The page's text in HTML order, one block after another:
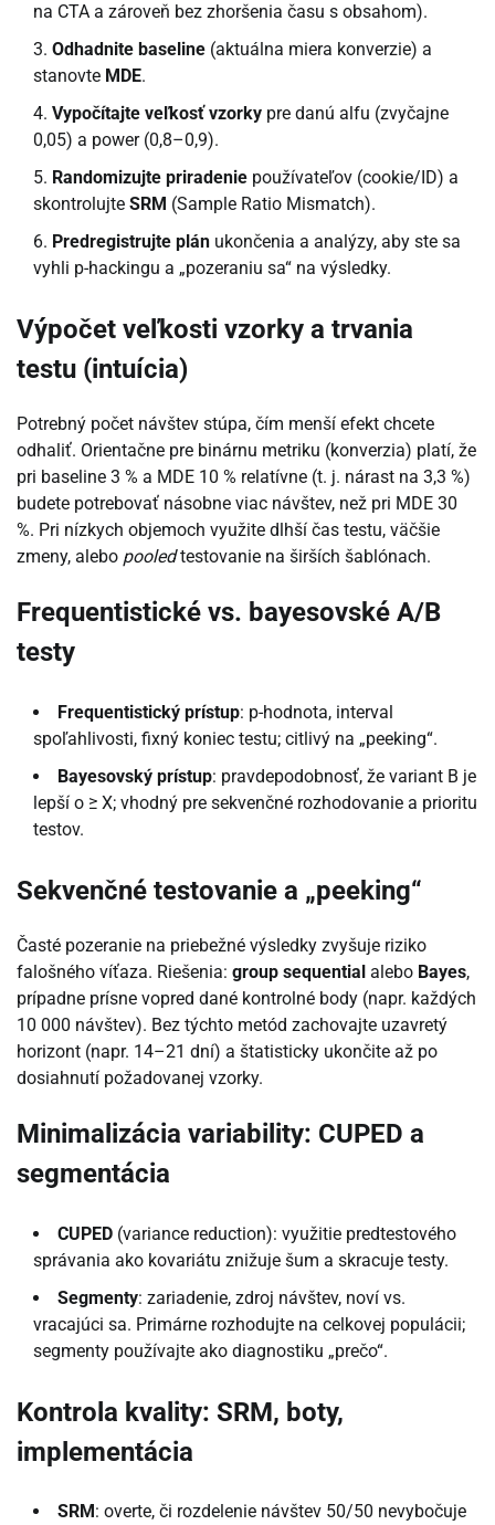
na CTA a zároveň bez zhoršenia času s obsahom).
Odhadnite baseline (aktuálna miera konverzie) a
stanovte MDE.
Vypočítajte veľkosť vzorky pre danú alfu (zvyčajne
0,05) a power (0,8–0,9).
Randomizujte priradenie používateľov (cookie/ID) a
skontrolujte SRM (Sample Ratio Mismatch).
Predregistrujte plán ukončenia a analýzy, aby ste sa
vyhli p-hackingu a „pozeraniu sa“ na výsledky.
Výpočet veľkosti vzorky a trvania
testu (intuícia)
Potrebný počet návštev stúpa, čím menší efekt chcete
odhaliť. Orientačne pre binárnu metriku (konverzia) platí, že
pri baseline 3 % a MDE 10 % relatívne (t. j. nárast na 3,3 %)
budete potrebovať násobne viac návštev, než pri MDE 30
%. Pri nízkych objemoch využite dlhší čas testu, väčšie
zmeny, alebo pooledtestovanie na širších šablónach.
Frequentistické vs. bayesovské A/B
testy
Frequentistický prístup: p-hodnota, interval
spoľahlivosti, fixný koniec testu; citlivý na „peeking“.
Bayesovský prístup: pravdepodobnosť, že variant B je
lepší o ≥ X; vhodný pre sekvenčné rozhodovanie a prioritu
testov.
Sekvenčné testovanie a „peeking“
Časté pozeranie na priebežné výsledky zvyšuje riziko
falošného víťaza. Riešenia: group sequential alebo Bayes,
prípadne prísne vopred dané kontrolné body (napr. každých
10 000 návštev). Bez týchto metód zachovajte uzavretý
horizont (napr. 14–21 dní) a štatisticky ukončite až po
dosiahnutí požadovanej vzorky.
Minimalizácia variability: CUPED a
segmentácia
CUPED (variance reduction): využitie predtestového
správania ako kovariátu znižuje šum a skracuje testy.
Segmenty: zariadenie, zdroj návštev, noví vs.
vracajúci sa. Primárne rozhodujte na celkovej populácii;
segmenty používajte ako diagnostiku „prečo“.
Kontrola kvality: SRM, boty,
implementácia
SRM : overte, či rozdelenie návštev 50/50 nevybočuje